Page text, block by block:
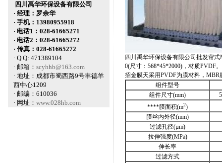
四川禹华环保设备有限公司
· 经理：罗余华
· 手机：13980955918
· 电话1：028-61665271
· 电话2：028-61665272
· 传真：028-61665272
· Q Q: 471389104
· 邮箱： scyhhb@163.com
· 地址：成都市蜀西路9号丰德羊
西中心1209
· 邮编：610036
· 网址： www.028hb.com
四川禹华环保设备有限公司批发帘式
0(尺寸：568*45*2000)， 材质PVDF。
招金膜天采用PVDF为膜材料，MBR
组件型号
组件尺寸(mm)
****膜面积(m2)
膜丝内外径(mm)
过滤孔径(µm)
拉伸强度(MPa)
伸长率
过滤方式